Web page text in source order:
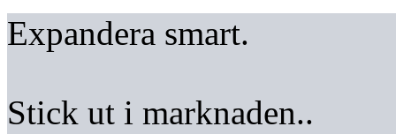
Expandera smart.
Stick ut i marknaden..